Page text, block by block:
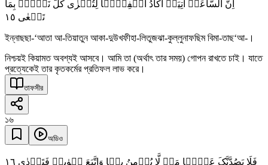
اِنَّ السَّاعَۃَ اٰتِیَۃٌ اَکَادُ اُخۡفِیۡہَا لِتُجۡزٰی کُلُّ نَفۡسٍۭ بِمَا
تَسۡعٰی ١٥
ইন্নাছছা-‘আতা আ-তিয়াতুন আকা-দুউখফীহা-লিতুজঝা-কুল্লুনাফছিম বিমা-তাছ‘আ-।
নিশ্চয়ই কিয়ামত অবশ্যই আসবে। আমি তা (অর্থাৎ তার সময়) গোপন রাখতে চাই। যাতে
প্রত্যেকেই তার কৃতকর্মের প্রতিফল লাভ করে।
তাফসীর
১৬
অডিও
فَلَا یَصُدَّنَّکَ عَنۡہَا مَنۡ لَّا یُؤۡمِنُ بِہَا وَاتَّبَعَ ہَوٰىہُ فَتَرۡدٰی ١٦